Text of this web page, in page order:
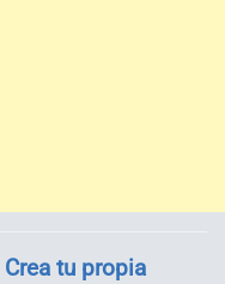
Crea tu propia